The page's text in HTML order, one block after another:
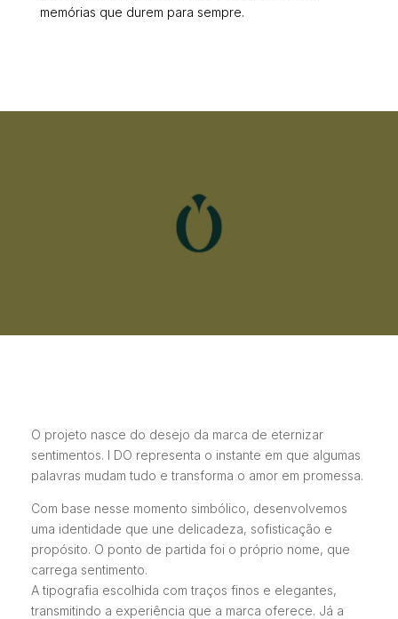
memórias que durem para sempre.
O projeto nasce do desejo da marca de eternizar
sentimentos. I DO representa o instante em que algumas
palavras mudam tudo e transforma o amor em promessa.
Com base nesse momento simbólico, desenvolvemos
uma identidade que une delicadeza, sofisticação e
propósito. O ponto de partida foi o próprio nome, que
carrega sentimento.
A tipografia escolhida com traços finos e elegantes,
transmitindo a experiência que a marca oferece. Já a